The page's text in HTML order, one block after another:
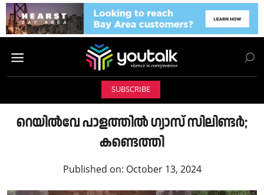
SUBSCRIBE
റെയില്‍വേ പാളത്തില്‍ ഗ്യാസ് സിലിണ്ടർ;
കണ്ടെത്തി
Published on: October 13, 2024